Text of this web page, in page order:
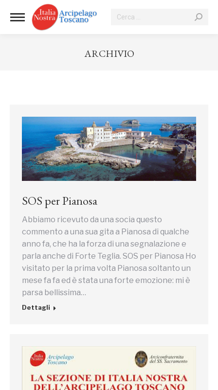
Cerca:
ARCHIVIO
SOS per Pianosa
Abbiamo ricevuto da una socia questo
commento a una sua gita a Pianosa di qualche
anno fa, che ha la forza di una segnalazione e
parla anche di Forte Teglia. SOS per Pianosa Ho
visitato per la prima volta Pianosa soltanto un
mese fa fa ed è stata una forte emozione: mi è
parsa bellissima…
Dettagli